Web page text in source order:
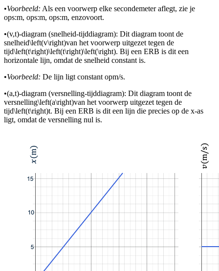
•Voorbeeld: Als een voorwerp elke secondemeter aflegt, zie je
ops:m, ops:m, ops:m, enzovoort.
•(v,t)-diagram (snelheid-tijddiagram): Dit diagram toont de
snelheid\left(v\right)van het voorwerp uitgezet tegen de
tijd\left(t\right)\left(t\right)\left(\right). Bij een ERB is dit een
horizontale lijn, omdat de snelheid constant is.
•Voorbeeld: De lijn ligt constant opm/s.
•(a,t)-diagram (versnelling-tijddiagram): Dit diagram toont de
versnelling\left(a\right)van het voorwerp uitgezet tegen de
tijd\left(t\right)t. Bij een ERB is dit een lijn die precies op de x-as
ligt, omdat de versnelling nul is.